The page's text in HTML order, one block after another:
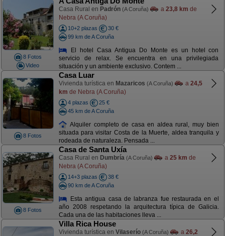
8 Fotos
Video
Casa Rural en Padrón (A Coruña) a 23,8 km de
Nebra (A Coruña)
10+2 plazas
30 €
99 km de A Coruña
El hotel Casa Antigua Do Monte es un hotel con
servicio de relax. Se encuentra en una privilegiada
situación y un ambiente exclusivo. Contem ...
8 Fotos
Casa Luar
Vivienda turística en Mazaricos (A Coruña) a 24,5
km de Nebra (A Coruña)
4 plazas
25 €
45 km de A Coruña
Alquiler completo de casa en aldea rural, muy bien
situada para visitar Costa de la Muerte, aldea tranquila y
rodeada de naturaleza. Pensada ...
8 Fotos
Casa de Santa Uxía
Casa Rural en Dumbría (A Coruña) a 25 km de
Nebra (A Coruña)
14+3 plazas
38 €
90 km de A Coruña
Esta antigua casa de labranza fue restaurada en el
año 2008 respetando la arquitectura típica de Galicia.
Cada una de las habitaciones lleva ...
Villa Rica House
Vivienda turística en Vilaserío (A Coruña) a 26,2